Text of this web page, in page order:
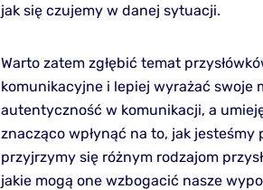
jak się czujemy w danej sytuacji.
Warto zatem zgłębić temat
komunikacyjne i lepiej wyrażać swoje
autentyczność w komunikacji, a
znacząco wpłynąć na to, jak
przyjrzymy się różnym rodzajom
jakie mogą one wzbogacić nasze